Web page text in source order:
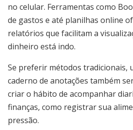
no celular. Ferramentas como
de gastos e até planilhas online
relatórios que facilitam a
dinheiro está indo.
Se preferir métodos tradicionais,
caderno de anotações também
criar o hábito de acompanhar
finanças, como registrar sua
pressão.